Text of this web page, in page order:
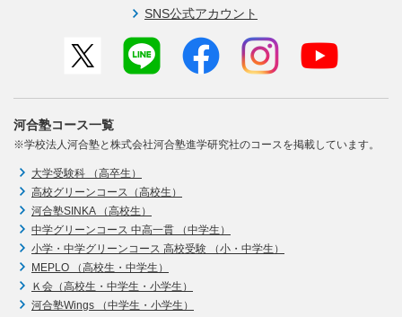
SNS公式アカウント
河合塾コース一覧
※学校法人河合塾と株式会社河合塾進学研究社のコースを掲載しています。
大学受験科 （高卒生）
高校グリーンコース（高校生）
河合塾SINKA （高校生）
中学グリーンコース 中高一貫 （中学生）
小学・中学グリーンコース 高校受験 （小・中学生）
MEPLO （高校生・中学生）
Ｋ会（高校生・中学生・小学生）
河合塾Wings （中学生・小学生）